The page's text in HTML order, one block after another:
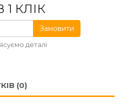
КЛІК
Замовити
деталі
(0)